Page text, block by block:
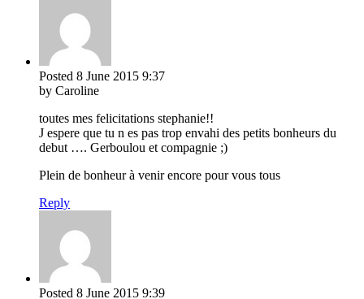
Posted 8 June 2015 9:37
by Caroline
toutes mes felicitations stephanie!!
J espere que tu n es pas trop envahi des petits bonheurs du
debut …. Gerboulou et compagnie ;)
Plein de bonheur à venir encore pour vous tous
Reply
Posted 8 June 2015 9:39